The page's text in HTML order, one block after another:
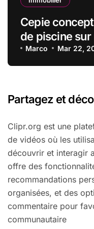
Cepie
de piscine
maine-et-loire
Marco Mar 22,
Partagez et
Clipr.org est une
de vidéos où les
découvrir et interagir
offre des
recommandations
organisées, et des
commentaire pour
communautaire